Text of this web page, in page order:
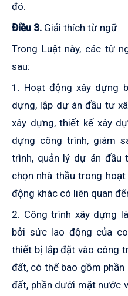
đó.
Điều 3. Giải thích từ ngữ
Trong Luật này, các từ
sau:
1. Hoạt động xây dựng
dựng, lập dự án đầu tư
xây dựng, thiết kế xây
dựng công trình, giám
trình, quản lý dự án đầu
chọn nhà thầu trong
động khác có liên quan
2. Công trình xây dựng
bởi sức lao động của
thiết bị lắp đặt vào công
đất, có thể bao gồm
đất, phần dưới mặt nước